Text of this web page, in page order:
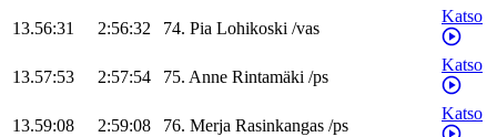
13.56:31 2:56:32 74. Pia Lohikoski /vas
Katso
13.57:53 2:57:54 75. Anne Rintamäki /ps
Katso
13.59:08 2:59:08 76. Merja Rasinkangas /ps
Katso